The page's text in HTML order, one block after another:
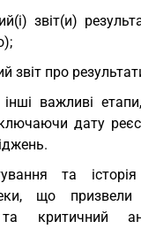
звіт(и)
звіт про
інші важливі
дату
та
що призвели
та критичний